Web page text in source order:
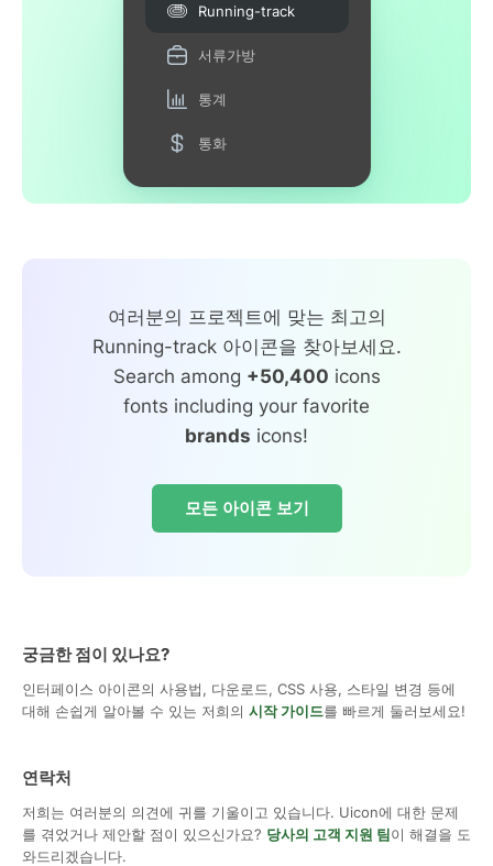
Running-track
서류가방
통계
통화
여러분의 프로젝트에 맞는 최고의
Running-track 아이콘을 찾아보세요.
Search among +50,400 icons
fonts including your favorite
brands icons!
모든 아이콘 보기
궁금한 점이 있나요?
인터페이스 아이콘의 사용법, 다운로드, CSS 사용, 스타일 변경 등에
대해 손쉽게 알아볼 수 있는 저희의 시작 가이드를 빠르게 둘러보세요!
연락처
저희는 여러분의 의견에 귀를 기울이고 있습니다. Uicon에 대한 문제
를 겪었거나 제안할 점이 있으신가요? 당사의 고객 지원 팀이 해결을 도
와드리겠습니다.